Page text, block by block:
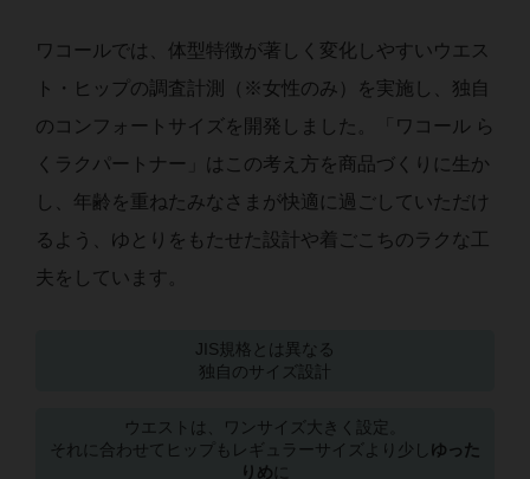
ワコールでは、体型特徴が著しく変化しやすいウエス
ト・ヒップの調査計測（※女性のみ）を実施し、独自
のコンフォートサイズを開発しました。「ワコール ら
くラクパートナー」はこの考え方を商品づくりに生か
し、年齢を重ねたみなさまが快適に過ごしていただけ
るよう、ゆとりをもたせた設計や着ごこちのラクな工
夫をしています。
JIS規格とは異なる
独自のサイズ設計
ウエストは、ワンサイズ大きく設定。
それに合わせてヒップもレギュラーサイズより 少し ゆった
りめに